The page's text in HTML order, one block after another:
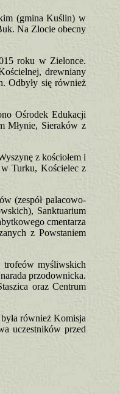
(gmina Kuślin) w
Na Zlocie obecny
roku w Zielonce.
drewniany
Odbyły się również
Ośrodek Edukacji
Młynie, Sieraków z
z kościołem i
w Turku, Kościelec z
(zespół palacowo-
Sanktuarium
cmentarza
z Powstaniem
trofeów myśliwskich
przodownicka.
oraz Centrum
również Komisja
uczestników przed